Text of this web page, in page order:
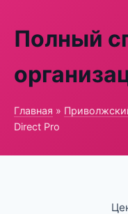
Полный
Главная »
Direct Pro